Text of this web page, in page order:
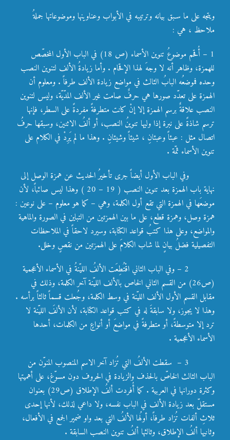
ويتجه على ما سـبق بيانه وترتيبه في الأبواب وعناوينها وموضوعاتها جملةُ
ملاحظ ، هي :
1 – أُقحم موضوعُ تنوين الأسماء (ص 18) في الباب الأول المخصّص
للهمزة، وظاهر أنه لا وجهَ لهذا الإقحام . وأما زيادةُ الألف لتنوين النصب
وحده فموضعُه البابُ الثالث في مواضع زيادة الألف طرفاً . ومعلوم أن
الهمزة على تعدّد صورها هي حرفٌ صامت غير الألف المدّيّة، وليس لتنوين
النصب علاقةٌ برسم الهمزة إلا إنْ كانت متطرفةً مفردةً على السطر، فإنها
ترسم شاذةً على نبرة إذا وليها تنوينُ النصب، أو ألفُ الاثنين، وسبقها حرفُ
اتصال مثل : عبئاً وعبئانِ ، شيئاً وشيئانِ . وهذا ما لم يَرِدْ في الكلام على
تنوين الأسماء ثمّة .
وفي الباب الأول أيضاً جرى تأخيرُ الحديث عن همزة الوصل إلى
نهاية باب الهمزة بعد تنوين النصب ( 19 – 20 ) وهذا ليس صائباً، لأن
موضعَها في الهمزة التي تقع أول الكلمة، وهي – كما هو معلوم – على نوعين :
همزة وصل، وهمزة قطع، على ما بين الهمزتين من التباين في الصورة والماهية
والمواضع، وعلى هذا كتبُ قواعد الكتابة، وسيرد لاحقاً في الملاحظات
التفصيلية فضلُ بيانٍ لما شاب الكلامَ على الهمزتين من نقصٍ وخلل.
2 – وفي الباب الثاني اقْتُطِعَت الألفُ الليّنةُ في الأسماء الأعجمية
(ص26) من القسم الثاني الخاص بالألف الليّنة آخر الكلمة، وذلك في
مقابل القسم الأول الألف الليّنة في وسط الكلمة، وجُعلت قسماً ثالثاً برأسه .
وهذا لا يجوز، ولا سابقةَ له في كتب قواعد الكتابة، لأن الألفَ الليّنة لا
ترد إلا متوسطةً، أو متطرفةً في مواضعَ أو أنواعٍ من الكلمات، أحدها
الأسماء الأعجمية .
3 – سقطت الألفُ التي تُزاد آخر الاسم المنصوب المنوّن من
الباب الثالث الخاصّ بالحذف والزيادة في الحروف دون مسوّغ، على أهميتها
وكثرة دورانها في العربية . كما أُفردت ألفُ الإطلاق (ص29) بعنوان
مستقلّ بعد زيادة الألف في الباب نفسه، ولا داعي لذلك، لأنها إحدى
ثلاثِ ألفات تُزاد طرفاً، أولُها الألفُ التي بعد واو ضمير الجمع في الأفعال،
وثانيها ألفُ الإطلاق، وثالثها ألفُ تنوين النصب السابقة .